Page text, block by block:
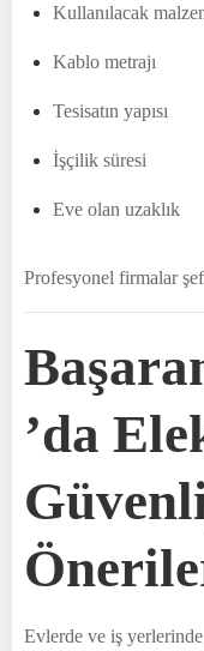
Kullanılacak
Kablo metrajı
Tesisatın yapısı
İşçilik süresi
Eve olan uzaklık
Profesyonel firmalar
’da
Evlerde ve iş